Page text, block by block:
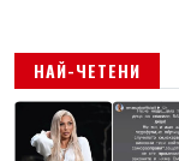
НАЙ-ЧЕТЕНИ